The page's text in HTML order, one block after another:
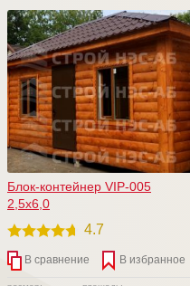
драгоценное время на то, чтобы
возводить своими руками не пойми
что. Доверьтесь профессионалам
из компании СТРОЙ НЭСАБ-н - и
Вы не разочаруетесь!
Блок-контейнер VIP-005
2,5х6,0
4.7
В сравнение В избранное